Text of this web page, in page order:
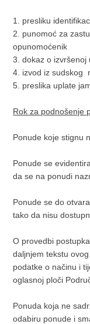
1. presliku
2. punomoć za
opunomoćenik
3. dokaz o izvršenoj
4. izvod iz sudskog
5. preslika uplate
Rok za podnošenje
Ponude koje stignu
Ponude se
da se na ponudi
Ponude se do
tako da nisu
O provedbi
daljnjem tekstu
podatke o načinu i
oglasnoj ploči
Ponuda koja ne
odabiru ponude i